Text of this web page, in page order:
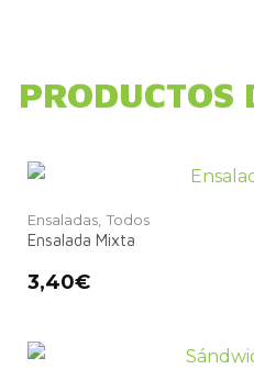
PRODUCTOS
Ensaladas, Todos
Ensalada Mixta
3,40€